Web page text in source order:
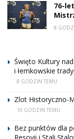
76-
8
Święto Kultury
i łemkowskie
8 GODZIN TEMU
Zlot Historyczno-
10 GODZIN TEMU
Bez punktów dla